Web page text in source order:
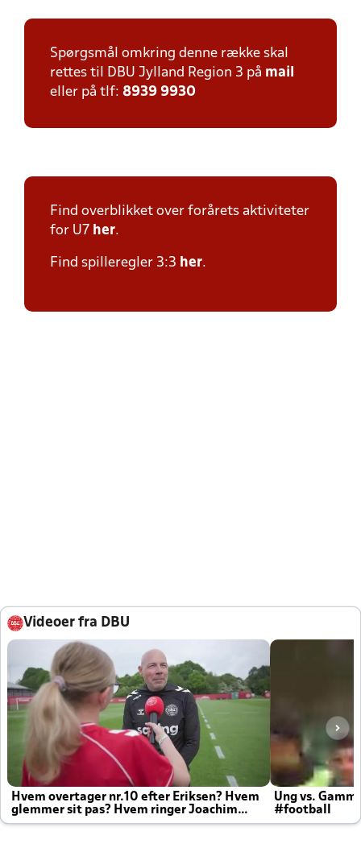
Spørgsmål omkring denne række skal
rettes til DBU Jylland Region 3 på mail
eller på tlf: 8939 9930
Find overblikket over forårets aktiviteter
for U7 her.
Find spilleregler 3:3 her.
Videoer fra DBU
Hvem overtager nr.10 efter Eriksen? Hvem
glemmer sit pas? Hvem ringer Joachim
altid til efter kampe?
Ung vs.
#football